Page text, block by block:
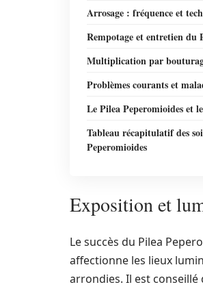
Arrosage : fréquence et
Rempotage et entretien du
Multiplication par
Problèmes courants et
Le Pilea Peperomioides et
Tableau récapitulatif des
Peperomioides
Exposition et
Le succès du Pilea
affectionne les lieux
arrondies. Il est conseillé